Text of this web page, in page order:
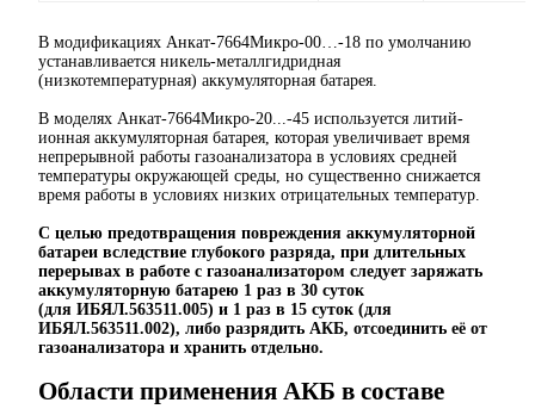
В модификациях Анкат-7664Микро-00…-18 по умолчанию
устанавливается никель-металлгидридная
(низкотемпературная) аккумуляторная батарея.
В моделях Анкат-7664Микро-20...-45 используется литий-
ионная аккумуляторная батарея, которая увеличивает время
непрерывной работы газоанализатора в условиях средней
температуры окружающей среды, но существенно снижается
время работы в условиях низких отрицательных температур.
С целью предотвращения повреждения аккумуляторной
батареи вследствие глубокого разряда, при длительных
перерывах в работе с газоанализатором следует заряжать
аккумуляторную батарею 1 раз в 30 суток
(для ИБЯЛ.563511.005) и 1 раз в 15 суток (для
ИБЯЛ.563511.002), либо разрядить АКБ, отсоединить её от
газоанализатора и хранить отдельно.
Области применения АКБ в составе